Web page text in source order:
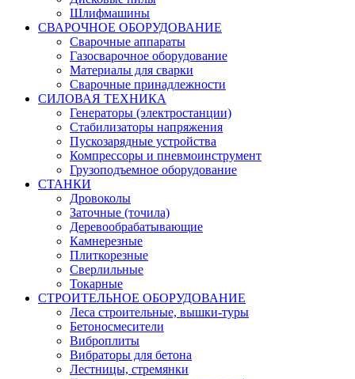
Шлифмашины
СВАРОЧНОЕ ОБОРУДОВАНИЕ
Сварочные аппараты
Газосварочное оборудование
Материалы для сварки
Сварочные принадлежности
СИЛОВАЯ ТЕХНИКА
Генераторы (электростанции)
Стабилизаторы напряжения
Пускозарядные устройства
Компрессоры и пневмоинструмент
Грузоподъемное оборудование
СТАНКИ
Дровоколы
Заточные (точила)
Деревообрабатывающие
Камнерезные
Плиткорезные
Сверлильные
Токарные
СТРОИТЕЛЬНОЕ ОБОРУДОВАНИЕ
Леса строительные, вышки-туры
Бетоносмесители
Виброплиты
Вибраторы для бетона
Лестницы, стремянки